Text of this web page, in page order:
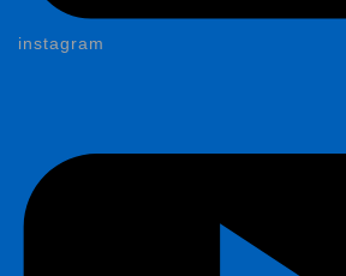
instagram